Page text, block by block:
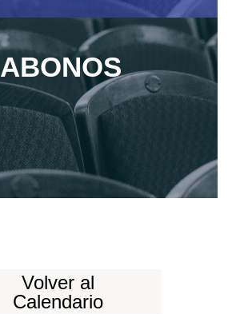
ABONOS
Volver al
Calendario